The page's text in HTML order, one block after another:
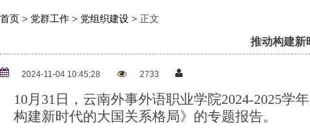
首页 > 党群工作 > 党组织建设 > 正文
推动构建新
2024-11-04 10:45:28 2733
10月31日，云南外事外语职业学院2024-2025
构建新时代的大国关系格局》的专题报告。